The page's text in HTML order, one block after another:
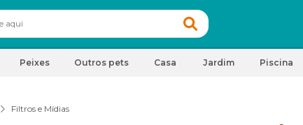
Peixes Outros pets Casa Jardim Piscina
Filtros e Mídias